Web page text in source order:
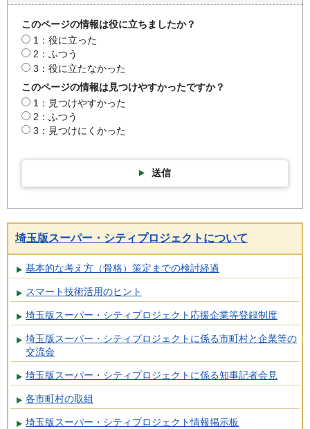
このページの情報は役に立ちましたか？
1：役に立った
2：ふつう
3：役に立たなかった
このページの情報は見つけやすかったですか？
1：見つけやすかった
2：ふつう
3：見つけにくかった
送信
埼玉版スーパー・シティプロジェクトについて
基本的な考え方（骨格）策定までの検討経過
スマート技術活用のヒント
埼玉版スーパー・シティプロジェクト応援企業等登録制度
埼玉版スーパー・シティプロジェクトに係る市町村と企業等の
交流会
埼玉版スーパー・シティプロジェクトに係る知事記者会見
各市町村の取組
埼玉版スーパー・シティプロジェクト情報掲示板